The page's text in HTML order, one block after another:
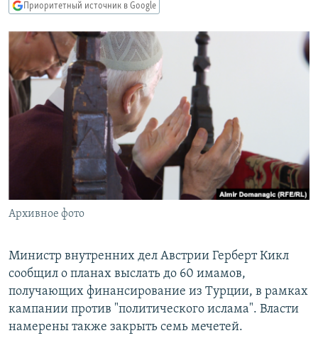
Вернутся
поиску
КАВКАЗ.РЕАЛИИ
СЕВЕР.РЕАЛИИ
СИБИРЬ.РЕАЛИИ
РАСПИСАНИЕ ВЕЩАНИЯ
ПОДПИШИТЕСЬ НА РАССЫЛКУ
СОЦИАЛЬНЫЕ СЕТИ
Все сайты РСЕ/РС
Приоритетный источник в Google
Архивное фото
Министр внутренних дел Австрии Герберт Кикл
сообщил о планах выслать до 60 имамов,
получающих финансирование из Турции, в рамках
кампании против "политического ислама". Власти
намерены также закрыть семь мечетей.